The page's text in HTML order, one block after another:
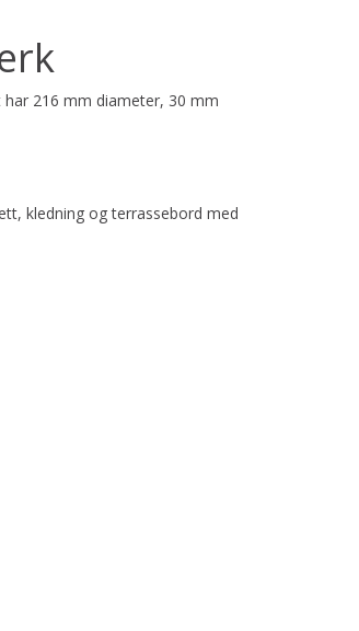
216 mm diameter, 30 mm
kledning og terrassebord med